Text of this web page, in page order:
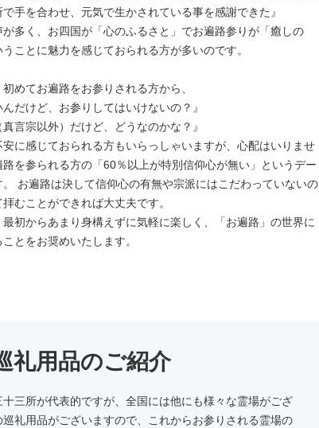
手を合わせ、元気で生かされている事を感謝できた』
が多く、お四国が「心のふるさと」でお遍路参りが「癒しの
ことに魅力を感じておられる方が多いのです。
めてお遍路をお参りされる方から、
んだけど、お参りしてはいけないの？』
真言宗以外）だけど、どうなのかな？』
安に感じておられる方もいらっしゃいますが、心配はいりませ
路を参られる方の「60％以上が特別信仰心が無い」というデー
。 お遍路は決して信仰心の有無や宗派にはこだわっていないの
むことができれば大丈夫です。
初からあまり身構えずに気軽に楽しく、「お遍路」の世界に
とをお奨めいたします。
用品のご紹介
三所が代表的ですが、全国には他にも様々な霊場がござ
礼用品がございますので、これからお参りされる霊場の